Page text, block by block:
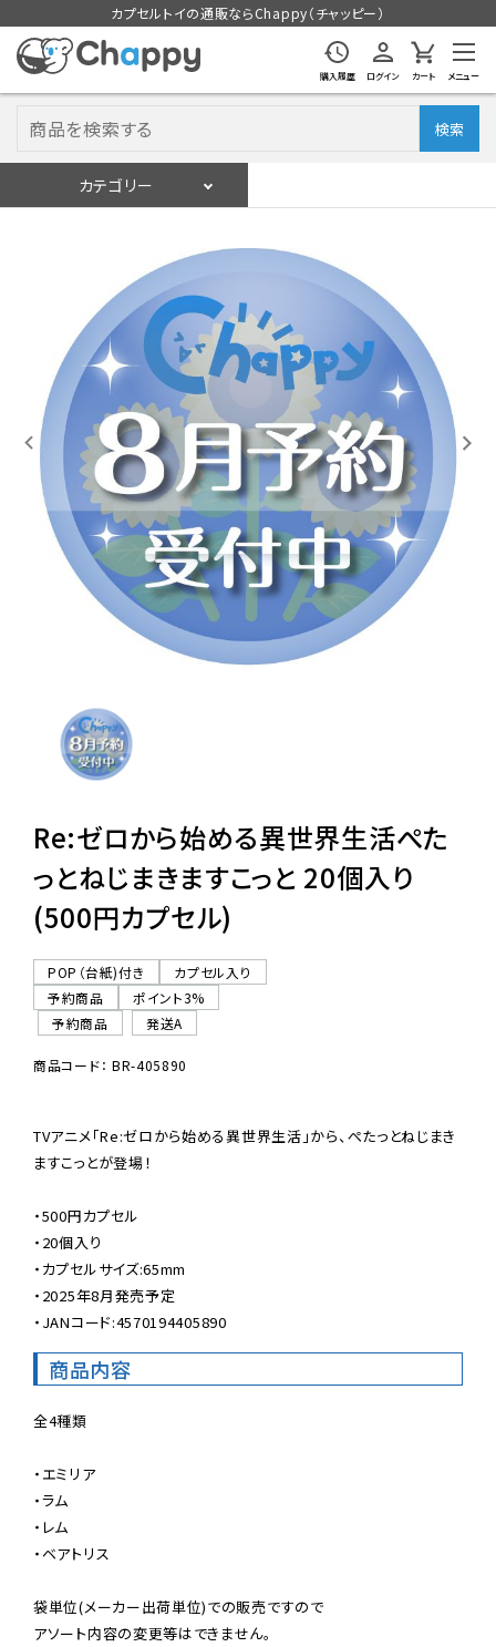
カプセルトイの通販ならChappy（チャッピー）
購入履歴 ログイン カート メニュー
検索
カテゴリー
入荷スケジュールをチェック
カプセルトイマシン本体
カプセルトイ
販促用空カプセル
レンタル
景品・玩具・文具
販促用カプセルトイ
ご利用ガイド
06-6282-7659
Re:ゼロから始める異世界生活ぺた
っとねじまきますこっと 20個入り
(500円カプセル)
POP（台紙)付き
カプセル入り
予約商品
ポイント3%
予約商品
発送A
商品コード： BR-405890
TVアニメ「Re:ゼロから始める異世界生活」から、ぺたっとねじまき
ますこっとが登場！
・500円カプセル
・20個入り
・カプセルサイズ:65mm
・2025年8月発売予定
・JANコード:4570194405890
商品内容
全4種類
・エミリア
・ラム
・レム
・ベアトリス
袋単位(メーカー出荷単位)での販売ですので
アソート内容の変更等はできません。